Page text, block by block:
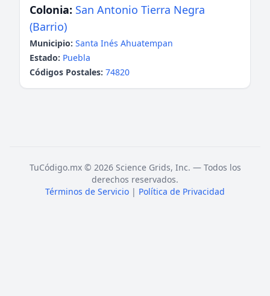
Colonia: San Antonio Tierra Negra
(Barrio)
Municipio: Santa Inés Ahuatempan
Estado: Puebla
Códigos Postales: 74820
TuCódigo.mx © 2026 Science Grids, Inc. — Todos los
derechos reservados.
Términos de Servicio | Política de Privacidad